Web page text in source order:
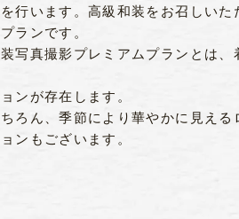
行います。高級和装をお召しいた
ランです。
写真撮影プレミアムプランとは、
ンが存在します。
ろん、季節により華やかに見える
ンもございます。